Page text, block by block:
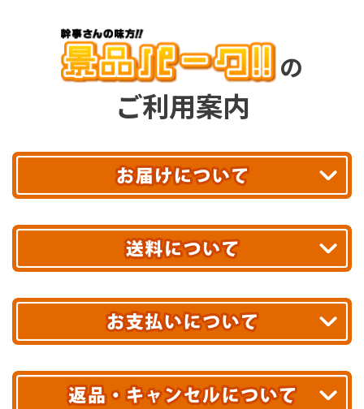
の
ご利用案内
最短翌日お届け!
あす着エリアが対象です。
エリアやお届け日の確認はこちら▶
※ 配送業者による配送遅延が生じる可能性がございます。
※ 沖縄・離島はお届けできません。
送料無料!
10,000円未満 全国一律1,100円(税込)
配送業者
クレジットカード